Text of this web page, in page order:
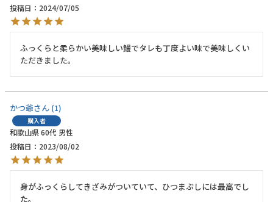
投稿日
2024/07/05
ふっくらと柔らかい美味しい鰻でタレも丁度よい味で美味しくい
ただきました。
かつ爺 1
購入者
和歌山県60代 男性
投稿日
2023/08/02
身がふっくらしてきざみがついていて、ひつまぶしには最高でし
た。